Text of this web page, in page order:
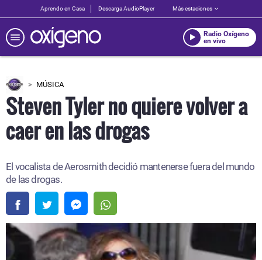
Aprendo en Casa Descarga AudioPlayer Más estaciones
Radio Oxígeno
en vivo
MÚSICA
Steven Tyler no quiere volver a
caer en las drogas
El vocalista de Aerosmith decidió mantenerse fuera del mundo
de las drogas.